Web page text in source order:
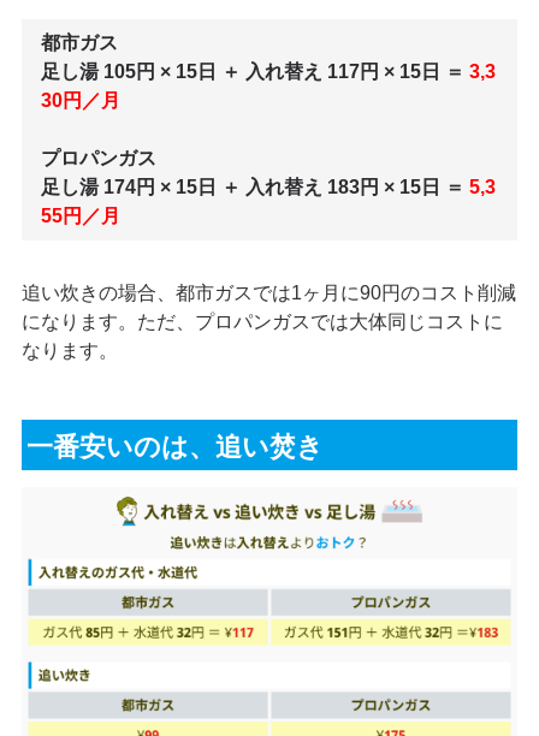
都市ガス
足し湯 105円 × 15日 ＋ 入れ替え 117円 × 15日 ＝ 3,3
30円／月
プロパンガス
足し湯 174円 × 15日 ＋ 入れ替え 183円 × 15日 ＝ 5,3
55円／月
追い炊きの場合、都市ガスでは1ヶ月に90円のコスト削減
になります。ただ、プロパンガスでは大体同じコストに
なります。
一番安いのは、追い焚き